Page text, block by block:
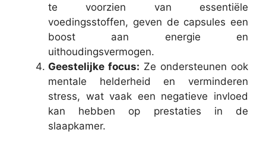
te voorzien van essentiële
voedingsstoffen, geven de capsules een
boost aan energie en
uithoudingsvermogen.
Geestelijke focus: Ze ondersteunen ook
mentale helderheid en verminderen
stress, wat vaak een negatieve invloed
kan hebben op prestaties in de
slaapkamer.